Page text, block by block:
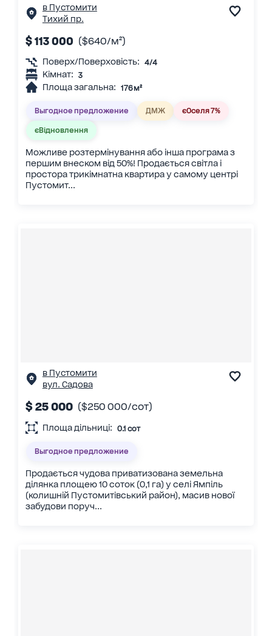
в Пустомити
Тихий пр.
$ 113 000 ($640/м²)
Поверх/Поверховість: 4/4
Кімнат: 3
Площа загальна: 176 м²
Выгодное предложение ДМЖ єОселя 7%
єВідновлення
Можливе розтермінування або інша програма з
першим внеском від 50%! Продається світла і
простора трикімнатна квартира у самому центрі
Пустомит...
в Пустомити
вул. Садова
$ 25 000 ($250 000/сот)
Площа дільниці: 0.1 сот
Выгодное предложение
Продається чудова приватизована земельна
ділянка площею 10 соток (0,1 га) у селі Ямпіль
(колишній Пустомитівський район), масив нової
забудови поруч...